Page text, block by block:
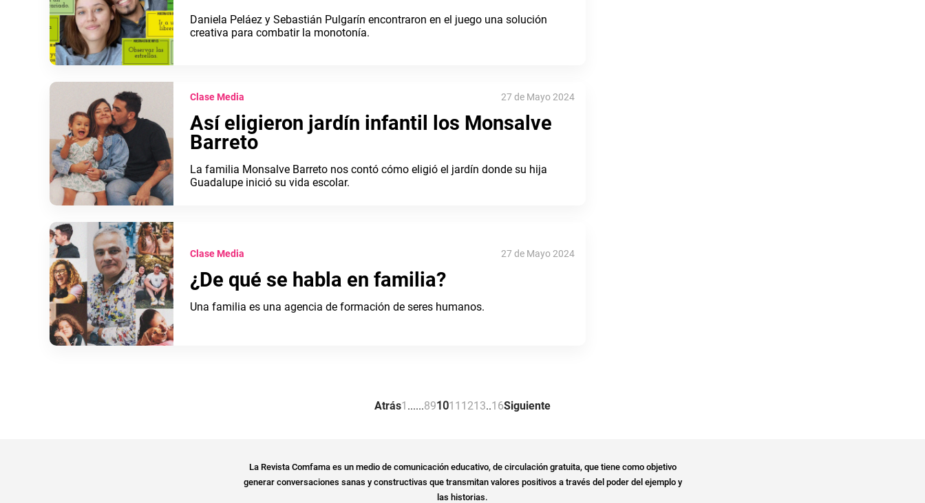
Daniela Peláez y Sebastián Pulgarín encontraron en el juego una solución
creativa para combatir la monotonía.
Clase Media 27 de Mayo 2024
Así eligieron jardín infantil los Monsalve
Barreto
La familia Monsalve Barreto nos contó cómo eligió el jardín donde su hija
Guadalupe inició su vida escolar.
Clase Media 27 de Mayo 2024
¿De qué se habla en familia?
Una familia es una agencia de formación de seres humanos.
Atrás1 ......891011 1213..16Siguiente
La Revista Comfama es un medio de comunicación educativo, de circulación gratuita, que tiene como objetivo
generar conversaciones sanas y constructivas que transmitan valores positivos a través del poder del ejemplo y
las historias.